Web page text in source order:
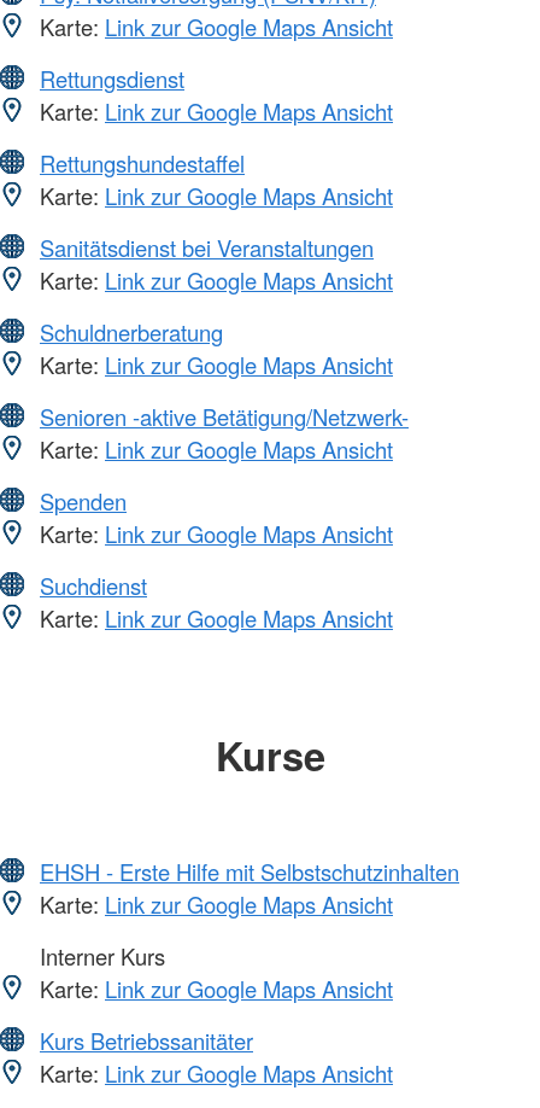
Karte: Link zur Google Maps Ansicht
Rettungsdienst
Karte: Link zur Google Maps Ansicht
Rettungshundestaffel
Karte: Link zur Google Maps Ansicht
Sanitätsdienst bei Veranstaltungen
Karte: Link zur Google Maps Ansicht
Schuldnerberatung
Karte: Link zur Google Maps Ansicht
Senioren -aktive Betätigung/Netzwerk-
Karte: Link zur Google Maps Ansicht
Spenden
Karte: Link zur Google Maps Ansicht
Suchdienst
Karte: Link zur Google Maps Ansicht
Kurse
EHSH - Erste Hilfe mit Selbstschutzinhalten
Karte: Link zur Google Maps Ansicht
Interner Kurs
Karte: Link zur Google Maps Ansicht
Kurs Betriebssanitäter
Karte: Link zur Google Maps Ansicht